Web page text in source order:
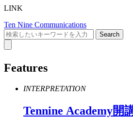
LINK
Ten Nine Communications
Features
INTERPRETATION
Tennine Academy開